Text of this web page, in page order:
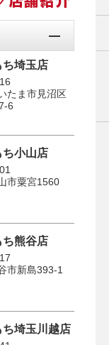
ち埼玉店
たま市見沼区
6
ち小山店
市粟宮1560
ち熊谷店
市新島393-1
ち埼玉川越店